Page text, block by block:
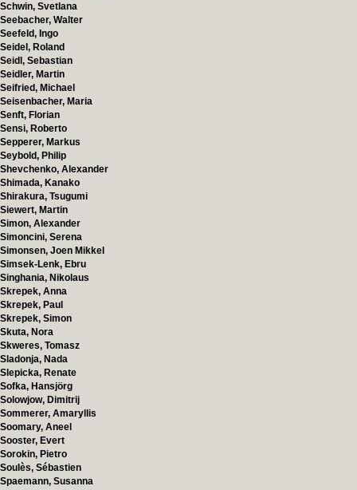
Schwin, Svetlana
Seebacher, Walter
Seefeld, Ingo
Seidel, Roland
Seidl, Sebastian
Seidler, Martin
Seifried, Michael
Seisenbacher, Maria
Senft, Florian
Sensi, Roberto
Sepperer, Markus
Seybold, Philip
Shevchenko, Alexander
Shimada, Kanako
Shirakura, Tsugumi
Siewert, Martin
Simon, Alexander
Simoncini, Serena
Simonsen, Joen Mikkel
Simsek-Lenk, Ebru
Singhania, Nikolaus
Skrepek, Anna
Skrepek, Paul
Skrepek, Simon
Skuta, Nora
Skweres, Tomasz
Sladonja, Nada
Slepicka, Renate
Sofka, Hansjörg
Solowjow, Dimitrij
Sommerer, Amaryllis
Soomary, Aneel
Sooster, Evert
Sorokin, Pietro
Soulès, Sébastien
Spaemann, Susanna